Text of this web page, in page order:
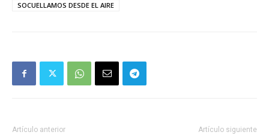
SOCUELLAMOS DESDE EL AIRE
Artículo anterior Artículo siguiente